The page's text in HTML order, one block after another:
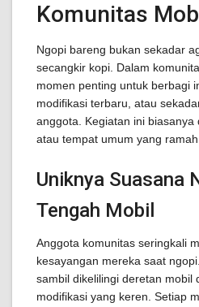
Komunitas
Ngopi bareng bukan sekadar
secangkir kopi. Dalam
momen penting untuk berbagi
modifikasi terbaru, atau
anggota. Kegiatan ini biasanya
atau tempat umum yang
Uniknya Suasana
Tengah Mobil
Anggota komunitas seringkali
kesayangan mereka saat
sambil dikelilingi deretan mobil
modifikasi yang keren. Setiap